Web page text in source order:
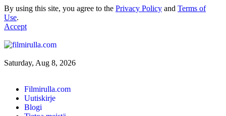
By using this site, you agree to the Privacy Policy and Terms of
Use.
Accept
Saturday, Aug 8, 2026
Filmirulla.com
Uutiskirje
Blogi